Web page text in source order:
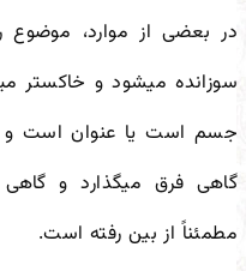
در بعضی از موارد، موضوع
سوزانده میشود و خاکستر
جسم است یا عنوان است و
گاهی فرق میگذارد و
مطمئناً از بین رفته است.